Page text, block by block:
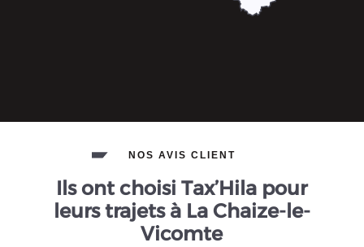
NOS AVIS CLIENT
Ils ont choisi Tax’Hila pour
leurs trajets à La Chaize-le-
Vicomte